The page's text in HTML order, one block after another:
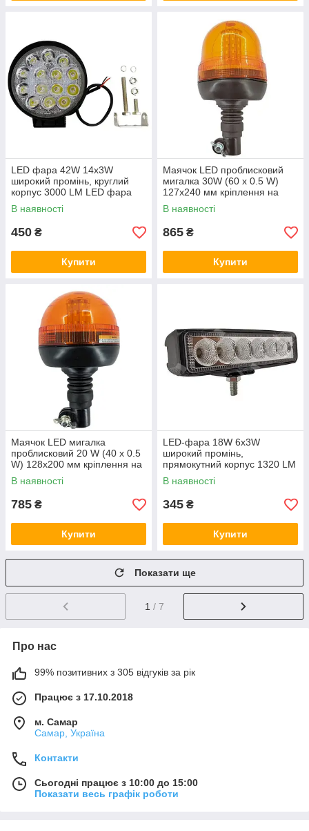
LED фара 42W 14х3W
широкий промінь, круглий
корпус 3000 LM LED фара
робоча кругла 42W, 14 ламп,
10-30V, 6000K
В наявності
450 ₴
Купити
Маячок LED проблисковий
мигалка 30W (60 x 0.5 W)
127х240 мм кріплення на
штир (на John Deere та ін.)
В наявності
865 ₴
Купити
Маячок LED мигалка
проблисковий 20 W (40 x 0.5
W) 128х200 мм кріплення на
штир (на John Deere та ін)
В наявності
785 ₴
Купити
LED-фара 18W 6x3W
широкий промінь,
прямокутний корпус 1320 LM
LED-фара робоча 18W, 6
ламп, 10-30 V, 6000 K
В наявності
345 ₴
Купити
Показати ще
1 / 7
Про нас
99% позитивних з 305 відгуків за рік
Працює з 17.10.2018
м. Самар
Самар, Україна
Контакти
Сьогодні працює з 10:00 до 15:00
Показати весь графік роботи